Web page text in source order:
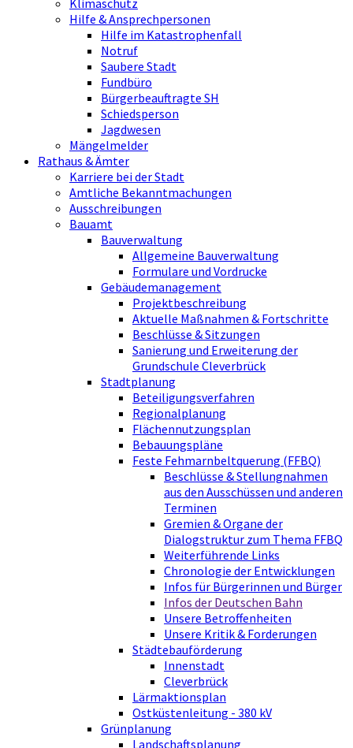
Hilfe & Ansprechpersonen
Hilfe im Katastrophenfall
Notruf
Saubere Stadt
Fundbüro
Bürgerbeauftragte SH
Schiedsperson
Jagdwesen
Mängelmelder
Rathaus & Ämter
Karriere bei der Stadt
Amtliche Bekanntmachungen
Ausschreibungen
Bauamt
Bauverwaltung
Allgemeine Bauverwaltung
Formulare und Vordrucke
Gebäudemanagement
Projektbeschreibung
Aktuelle Maßnahmen & Fortschritte
Beschlüsse & Sitzungen
Sanierung und Erweiterung der
Grundschule Cleverbrück
Stadtplanung
Beteiligungsverfahren
Regionalplanung
Flächennutzungsplan
Bebauungspläne
Feste Fehmarnbeltquerung (FFBQ)
Beschlüsse & Stellungnahmen
aus den Ausschüssen und anderen
Terminen
Gremien & Organe der
Dialogstruktur zum Thema FFBQ
Weiterführende Links
Chronologie der Entwicklungen
Infos für Bürgerinnen und Bürger
Infos der Deutschen Bahn
Unsere Betroffenheiten
Unsere Kritik & Forderungen
Städtebauförderung
Innenstadt
Cleverbrück
Lärmaktionsplan
Ostküstenleitung - 380 kV
Grünplanung
Landschaftsplanung